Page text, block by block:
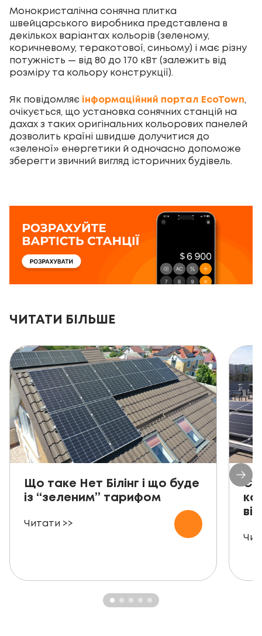
Монокристалічна сонячна плитка
швейцарського виробника представлена в
декількох варіантах кольорів (зеленому,
коричневому, теракотової, синьому) і має різну
потужність — від 80 до 170 кВт (залежить від
розміру та кольору конструкції).
Як повідомляє інформаційний портал EcoTown,
очікується, що установка сонячних станцій на
дахах з таких оригінальних кольорових панелей
дозволить країні швидше долучитися до
«зеленої» енергетики й одночасно допоможе
зберегти звичний вигляд історичних будівель.
ЧИТАТИ БІЛЬШЕ
Що таке Нет Білінг і що буде
із “зеленим” тарифом
Читати >>